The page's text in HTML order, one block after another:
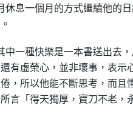
息一個月的方式繼續他的
中一種快樂是一本書送出去
有虛榮心，並非壞事，表示
，所以他能不斷思考，而且
言「得天獨厚，寶刀不老，